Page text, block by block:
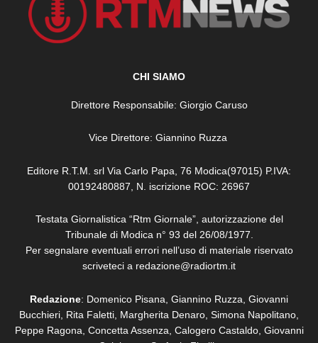
CHI SIAMO
Direttore Responsabile: Giorgio Caruso
Vice Direttore: Giannino Ruzza
Editore R.T.M. srl Via Carlo Papa, 76 Modica(97015) P.IVA:
00192480887, N. iscrizione ROC: 26967
Testata Giornalistica “Rtm Giornale”, autorizzazione del
Tribunale di Modica n° 93 del 26/08/1977.
Per segnalare eventuali errori nell’uso di materiale riservato
scriveteci a redazione@radiortm.it
Redazione: Domenico Pisana, Giannino Ruzza, Giovanni
Bucchieri, Rita Faletti, Margherita Denaro, Simona Napolitano,
Peppe Ragona, Concetta Assenza, Calogero Castaldo, Giovanni